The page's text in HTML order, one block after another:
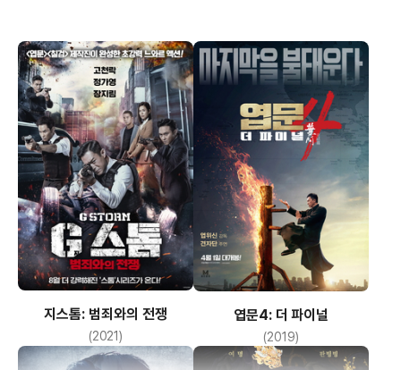
지스톰: 범죄와의 전쟁
(2021)
엽문4: 더 파이널
(2019)